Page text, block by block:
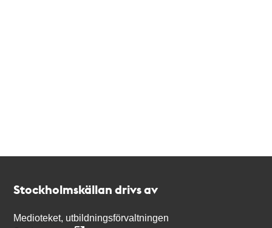
Stockholmskällan drivs av
Medioteket, utbildningsförvaltningen